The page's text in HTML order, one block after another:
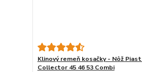
Klinový remeň kosačky - Nôž
Collector 45 46 53 Combi